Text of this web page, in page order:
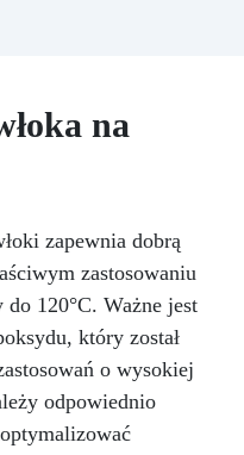
na odpowiednio
Rozporządzeniem
zgodnie z normą
Deklaracją
(DoP).
na
zapewnia dobrą
zastosowaniu
120°C. Ważne jest
który został
o wysokiej
odpowiednio